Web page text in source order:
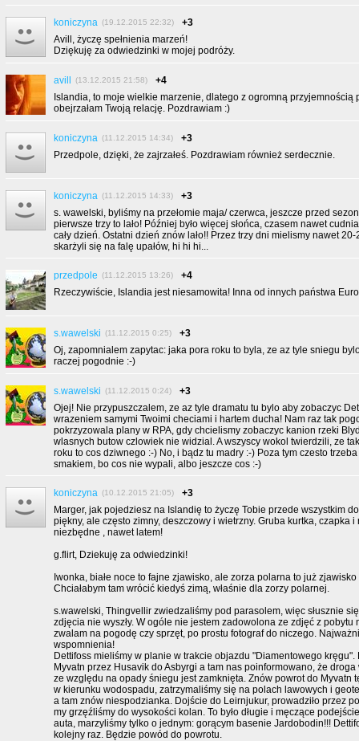
koniczyna (19.12.2015 22:32)
+3
Avill, życzę spełnienia marzeń!
Dziękuję za odwiedzinki w mojej podróży.
avill (13.12.2015 21:58)
+4
Islandia, to moje wielkie marzenie, dlatego z ogromną przyjemnością
obejrzałam Twoją relację. Pozdrawiam :)
koniczyna (11.12.2015 14:34)
+3
Przedpole, dzięki, że zajrzałeś. Pozdrawiam również serdecznie.
koniczyna (11.12.2015 14:33)
+3
s. wawelski, byliśmy na przełomie maja/ czerwca, jeszcze przed
pierwsze trzy to lało! Później było więcej słońca, czasem nawet
cały dzień. Ostatni dzień znów lało!! Przez trzy dni mielismy nawet
skarżyli się na falę upałów, hi hi hi...
przedpole (11.12.2015 13:26)
+4
Rzeczywiście, Islandia jest niesamowita! Inna od innych państwa
s.wawelski (11.12.2015 0:25)
+3
Oj, zapomnialem zapytac: jaka pora roku to byla, ze az tyle sniegu
raczej pogodnie :-)
s.wawelski (11.12.2015 0:24)
+3
Ojej! Nie przypuszczalem, ze az tyle dramatu tu bylo aby zobaczyc
wrazeniem samymi Twoimi checiami i hartem ducha! Nam raz tak
pokrzyzowala plany w RPA, gdy chcielismy zobaczyc kanion rzeki
wlasnych butow czlowiek nie widzial. A wszyscy wokol twierdzili, ze
roku to cos dziwnego :-) No, i bądz tu madry :-) Poza tym czesto
smakiem, bo cos nie wypali, albo jeszcze cos :-)
koniczyna (10.12.2015 21:05)
+3
Marger, jak pojedziesz na Islandię to życzę Tobie przede wszystkim
piękny, ale często zimny, deszczowy i wietrzny. Gruba kurtka, czapka i
niezbędne , nawet latem!
g.flirt, Dziekuję za odwiedzinki!
Iwonka, białe noce to fajne zjawisko, ale zorza polarna to już zjawisko
Chciałabym tam wrócić kiedyś zimą, właśnie dla zorzy polarnej.
s.wawelski, Thingvellir zwiedzaliśmy pod parasolem, więc słusznie
zdjęcia nie wyszły. W ogóle nie jestem zadowolona ze zdjęć z pobytu
zwalam na pogodę czy sprzęt, po prostu fotograf do niczego.
wspomnienia!
Dettifoss mieliśmy w planie w trakcie objazdu "Diamentowego kręgu".
Myvatn przez Husavik do Asbyrgi a tam nas poinformowano, że
ze względu na opady śniegu jest zamknięta. Znów powrot do Myvatn
w kierunku wodospadu, zatrzymaliśmy się na polach lawowych i
a tam znów niespodzianka. Dojście do Leirnjukur, prowadziło przez
my grzęźliśmy do wysokości kolan. To było długie i męczące
auta, marzyliśmy tylko o jednym: gorącym basenie Jardobodin!!!
kolejny raz. Będzie powód do powrotu.